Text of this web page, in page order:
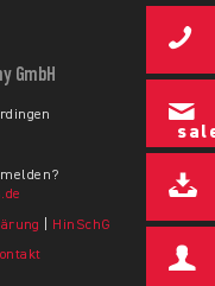
GmbH
HinSchG